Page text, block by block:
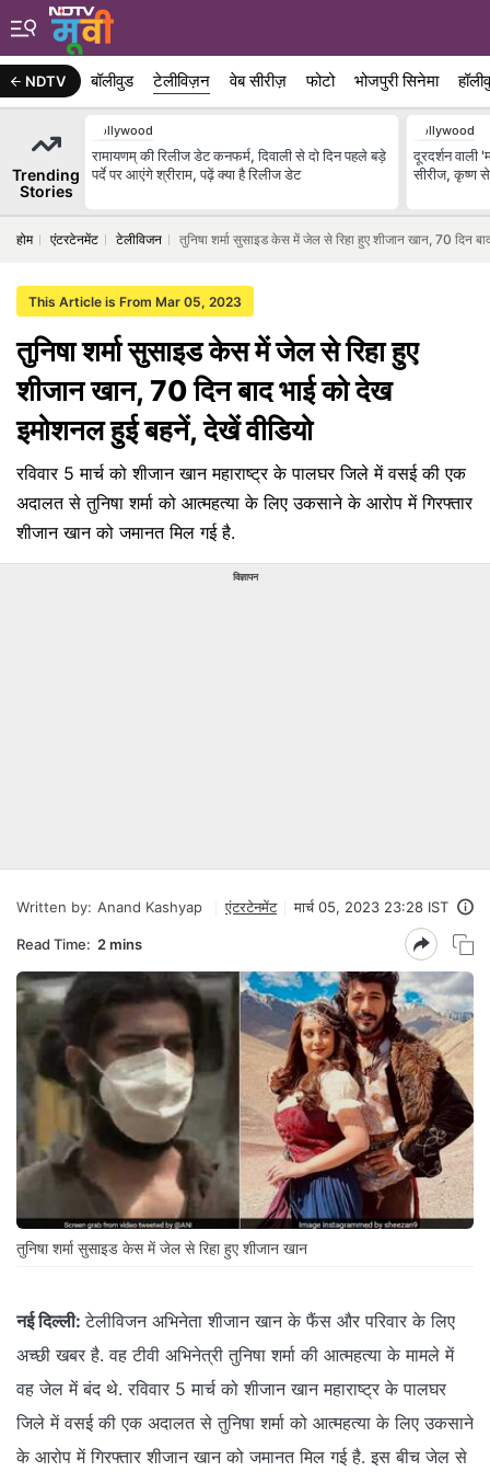
NDTV बॉलीवुड टेलीविज़न वेब सीरीज़ फोटो भोजपुरी सिनेमा
Trending
Stories
Bollywood
रामायणम् की रिलीज डेट कनफर्म, दिवाली से दो दिन पहले बड़े
पर्दे पर आएंगे श्रीराम, पढ़ें क्या है रिलीज डेट
Bollywood
दूरदर्शन वाली
सीरीज, कृष्ण
होम एंटरटेनमेंट टेलीविजन तुनिषा शर्मा सुसाइड केस में जेल से रिहा हुए शीजान खान, 70 दिन
This Article is From Mar 05, 2023
तुनिषा शर्मा सुसाइड केस में जेल से रिहा हुए
शीजान खान, 70 दिन बाद भाई को देख
इमोशनल हुई बहनें, देखें वीडियो
रविवार 5 मार्च को शीजान खान महाराष्ट्र के पालघर जिले में वसई की एक
अदालत से तुनिषा शर्मा को आत्महत्या के लिए उकसाने के आरोप में गिरफ्तार
शीजान खान को जमानत मिल गई है.
विज्ञापन
Written by: Anand Kashyap एंटरटेनमेंट मार्च 05, 2023 23:28 IST
Read Time: 2 mins
तुनिषा शर्मा सुसाइड केस में जेल से रिहा हुए शीजान खान
नई दिल्ली: टेलीविजन अभिनेता शीजान खान के फैंस और परिवार के लिए
अच्छी खबर है. वह टीवी अभिनेत्री तुनिषा शर्मा की आत्महत्या के मामले में
वह जेल में बंद थे. रविवार 5 मार्च को शीजान खान महाराष्ट्र के पालघर
जिले में वसई की एक अदालत से तुनिषा शर्मा को आत्महत्या के लिए उकसाने
के आरोप में गिरफ्तार शीजान खान को जमानत मिल गई है. इस बीच जेल से